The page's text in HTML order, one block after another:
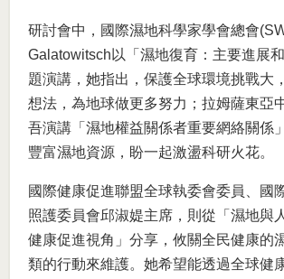
研討會中，國際濕地科學家學會總會
Galatowitsch以「濕地復育：主要進展
題演講，她指出，保護全球環境挑戰大
想法，為地球做更多努力；拉姆薩東亞
吾演講「濕地權益關係者重要網絡關係
豐富濕地資源，盼一起激盪科研火花。
國際健康促進聯盟全球執委會委員、國
照護委員會邱淑媞主席，則從「濕地與
健康促進視角」分享，攸關全民健康的
類的行動來維護。她希望能透過全球健